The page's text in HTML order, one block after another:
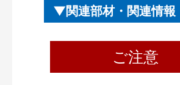
関連部材・関連情報
ご注意